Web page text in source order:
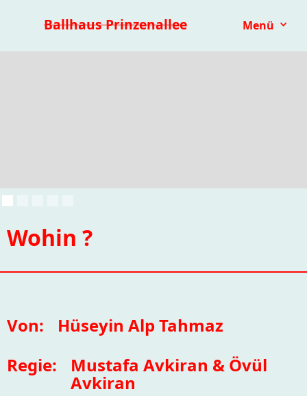
Ballhaus Prinzenallee Menü
Kinder- & Jugendtheater mit.mach.bühne
Wohin ?
Von:
Hüseyin Alp Tahmaz
Regie:
Mustafa Avkiran & Övül
Avkiran